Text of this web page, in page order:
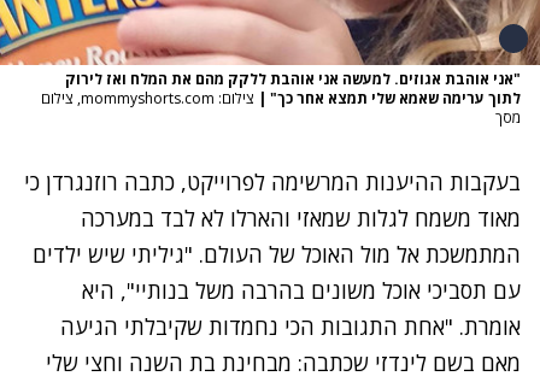
"אני אוהבת אגוזים. למעשה אני אוהבת ללקק מהם את המלח ואז לירוק
לתוך ערימה שאמא שלי תמצא אחר כך" |
צילום: mommyshorts.com, צילום
מסך
בעקבות ההיענות המרשימה לפרוייקט, כתבה רוזנגרדן כי
מאוד משמח לגלות שמאזי והארלו לא לבד במערכה
המתמשכת אל מול האוכל של העולם. "גיליתי שיש ילדים
עם תסביכי אוכל משונים בהרבה משל בנותיי", היא
אומרת. "אחת התגובות הכי נחמדות שקיבלתי הגיעה
מאם בשם לינדזי שכתבה: מבחינת בת השנה וחצי שלי